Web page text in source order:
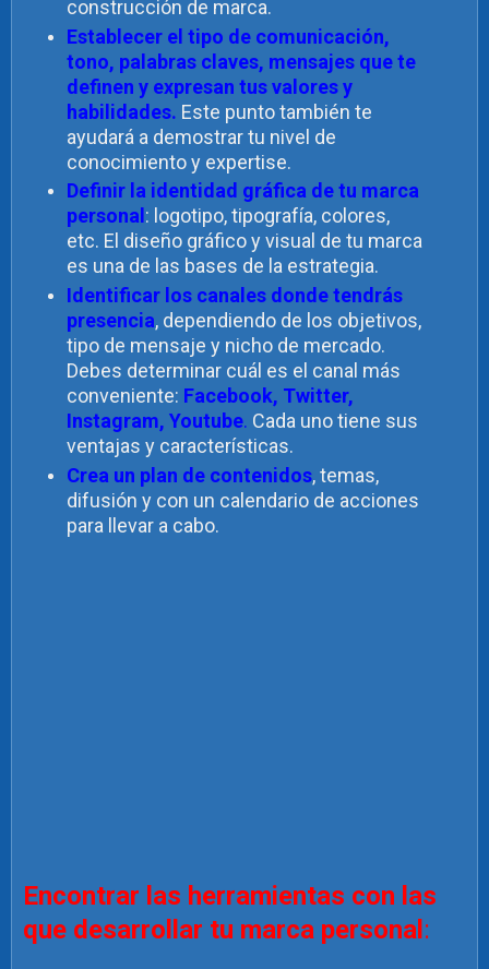
construcción de marca.
Establecer el tipo de comunicación,
tono, palabras claves, mensajes que te
definen y expresan tus valores y
habilidades. Este punto también te
ayudará a demostrar tu nivel de
conocimiento y expertise.
Definir la identidad gráfica de tu marca
personal : logotipo, tipografía, colores,
etc. El diseño gráfico y visual de tu marca
es una de las bases de la estrategia.
Identificar los canales donde tendrás
presencia, dependiendo de los objetivos,
tipo de mensaje y nicho de mercado.
Debes determinar cuál es el canal más
conveniente: Facebook, Twitter,
Instagram, Youtube. Cada uno tiene sus
ventajas y características.
Crea un plan de contenidos, temas,
difusión y con un calendario de acciones
para llevar a cabo.
Encontrar las herramientas con las
que desarrollar tu marca personal :